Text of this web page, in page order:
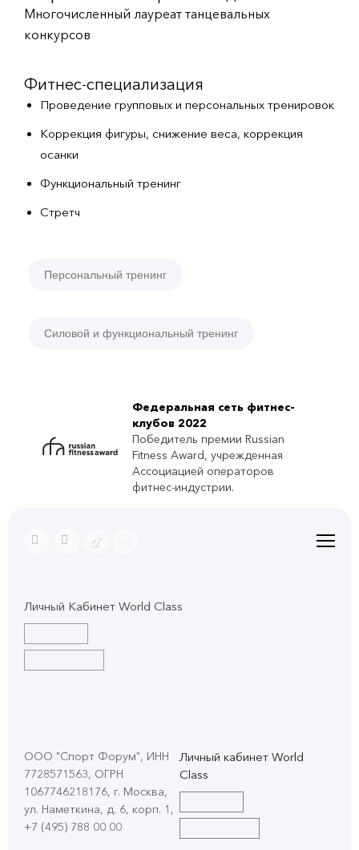
Многочисленный лауреат танцевальных
конкурсов
Фитнес-специализация
Проведение групповых и персональных тренировок
Коррекция фигуры, снижение веса, коррекция
осанки
Функциональный тренинг
Стретч
Персональный тренинг
Силовой и функциональный тренинг
Федеральная сеть фитнес-
клубов 2022
Победитель премии Russian
Fitness Award, учрежденная
Ассоциацией операторов
фитнес-индустрии.
Личный Кабинет World Class
ООО "Спорт Форум", ИНН
7728571563, ОГРН
1067746218176, г. Москва,
ул. Наметкина, д. 6, корп. 1 ,
+7 (495) 788 00 00
Личный кабинет World
Class